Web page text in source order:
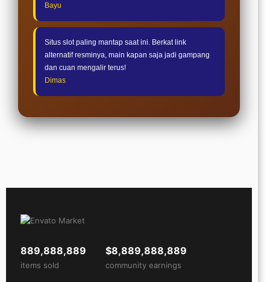
Bayu
Situs slot paling mantap saat ini. Berkat link
alternatif resminya, main kapan saja jadi gampang
dan cuan mengalir terus!
Dimas
889,888,889
items sold
$8,889,888,889
community earnings